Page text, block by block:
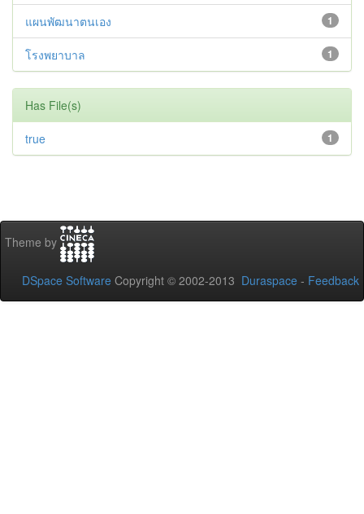
1
แผนพัฒนาตนเอง
1
โรงพยาบาล
Has File(s)
1
true
Theme by
DSpace Software Copyright © 2002-2013 Duraspace - Feedback